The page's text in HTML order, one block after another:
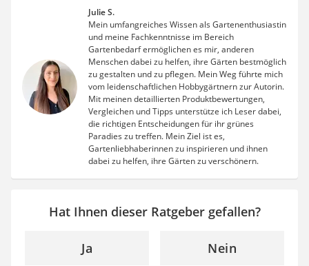
Julie S.
Mein umfangreiches Wissen als Gartenenthusiastin
und meine Fachkenntnisse im Bereich
Gartenbedarf ermöglichen es mir, anderen
Menschen dabei zu helfen, ihre Gärten bestmöglich
zu gestalten und zu pflegen. Mein Weg führte mich
vom leidenschaftlichen Hobbygärtnern zur Autorin.
Mit meinen detaillierten Produktbewertungen,
Vergleichen und Tipps unterstütze ich Leser dabei,
die richtigen Entscheidungen für ihr grünes
Paradies zu treffen. Mein Ziel ist es,
Gartenliebhaberinnen zu inspirieren und ihnen
dabei zu helfen, ihre Gärten zu verschönern.
Hat Ihnen dieser Ratgeber gefallen?
Ja Nein